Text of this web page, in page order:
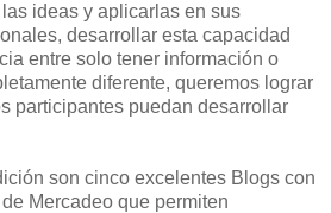
ideas y aplicarlas en sus
desarrollar esta capacidad
entre solo tener información o
diferente, queremos lograr
participantes puedan desarrollar
son cinco excelentes Blogs con
Mercadeo que permiten